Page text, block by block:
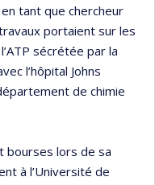
tant que chercheur
portaient sur les
sécrétée par la
l’hôpital Johns
de chimie
bourses lors de sa
à l’Université de